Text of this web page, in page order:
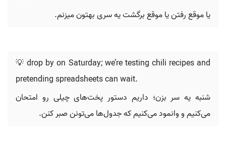
یا موقع رفتن یا موقع برگشت یه سری بهتون میزنم.
💡 drop by on Saturday; we’re testing chili recipes and
pretending spreadsheets can wait.
شنبه یه سر بزن؛ داریم دستور پخت‌های چیلی رو امتحان
می‌کنیم و وانمود می‌کنیم که جدول‌ها می‌تونن صبر کنن.